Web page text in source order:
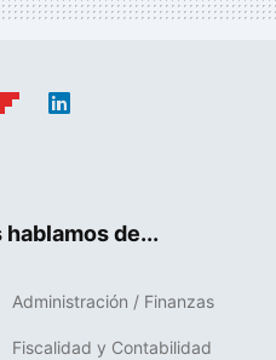
de...
Administración / Finanzas
Fiscalidad y Contabilidad